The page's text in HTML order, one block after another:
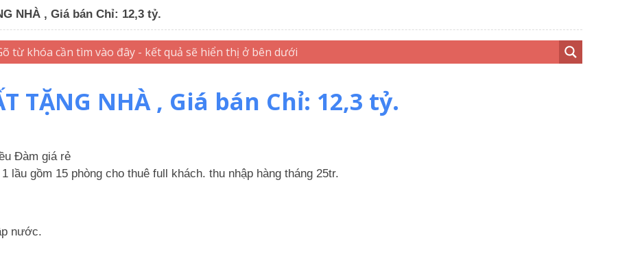
NHÀ , Giá bán Chỉ: 12,3 tỷ.
TẶNG NHÀ , Giá bán Chỉ: 12,3 tỷ.
Đàm giá rẻ
lầu gồm 15 phòng cho thuê full khách. thu nhập hàng tháng 25tr.
nước.